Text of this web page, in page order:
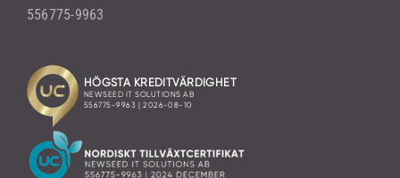
556775-9963